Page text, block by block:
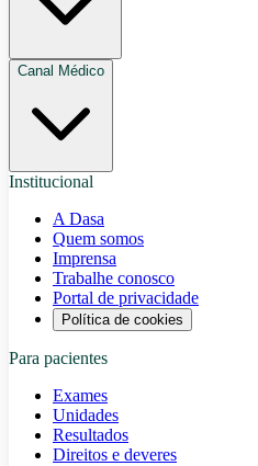
Canal Médico
Institucional
A Dasa
Quem somos
Imprensa
Trabalhe conosco
Portal de privacidade
Política de cookies
Para pacientes
Exames
Unidades
Resultados
Direitos e deveres